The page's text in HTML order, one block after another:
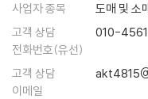
--- p.273
예술의 종말 이후, 다시 말해
술로서의 권리를 부여받으면
와 함께 모더니즘의 역사는
작품이라고 주장한다. 〈브릴
는 세제 상자와 시각적으로
작품으로 인정받는다. 이는
결정하지 않으며, 예술이 철
사업자 종목
도매 및 소
고객 상담
전화번호(유선)
010-
고객 상담
이메일